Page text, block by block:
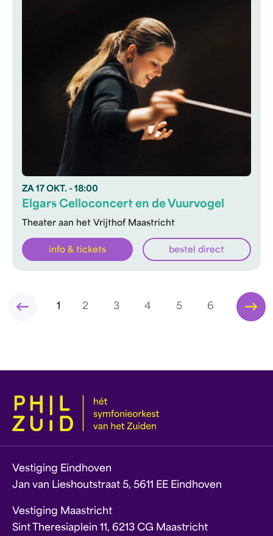
ZA 17 OKT. - 18:00
Theater aan het Vrijthof Maastricht
Elgars Celloconcert en de Vuurvogel
info & tickets bestel direct
1 2 3 4 5 6
Vestiging Eindhoven
Jan van Lieshoutstraat 5, 5611 EE Eindhoven
Vestiging Maastricht
Sint Theresiaplein 11, 6213 CG Maastricht